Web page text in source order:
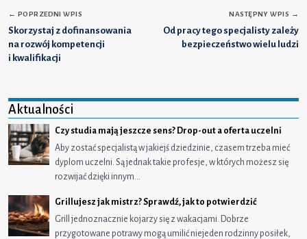
← POPRZEDNI WPIS
Skorzystaj z dofinansowania
na rozwój kompetencji
i kwalifikacji
NASTĘPNY WPIS →
Od pracy tego specjalisty zależy
bezpieczeństwo wielu ludzi
Aktualności
Czy studia mają jeszcze sens? Drop-out a oferta uczelni
Aby zostać specjalistą w jakiejś dziedzinie, czasem trzeba mieć
dyplom uczelni. Są jednak takie profesje, w których możesz się
rozwijać dzięki innym…
Grillujesz jak mistrz? Sprawdź, jak to potwierdzić
Grill jednoznacznie kojarzy się z wakacjami. Dobrze
przygotowane potrawy mogą umilić niejeden rodzinny posiłek,